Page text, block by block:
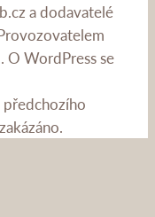
a dodavatelé
. O WordPress se